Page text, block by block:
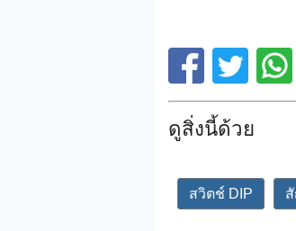
ดูสิ่งนี้ด้วย
สวิตช์ DIP